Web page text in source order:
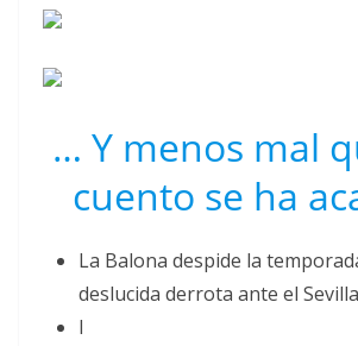
… Y menos mal
cuento se ha
La Balona despide la
deslucida derrota ante el